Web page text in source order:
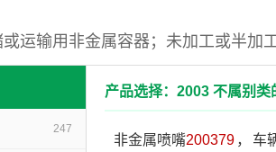
运输用非金属容器；未加工或半加
247
产品选择：2003 不属别
非金属喷嘴200379 ， 车